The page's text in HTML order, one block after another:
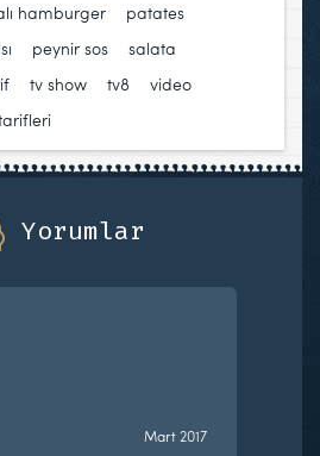
hamburger patates
peynir sos salata
tv show tv8 video
Yorumlar
Mart 2017